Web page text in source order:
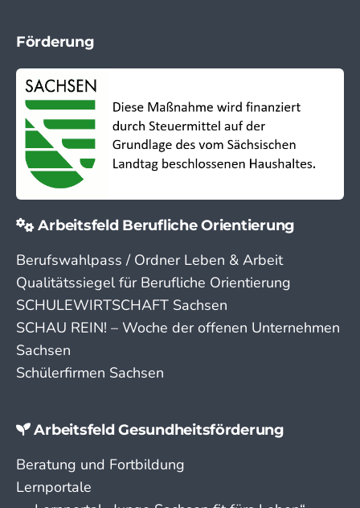
Förderung
Arbeitsfeld Berufliche Orientierung
Berufswahlpass / Ordner Leben & Arbeit
Qualitätssiegel für Berufliche Orientierung
SCHULEWIRTSCHAFT Sachsen
SCHAU REIN! – Woche der offenen Unternehmen
Sachsen
Schülerfirmen Sachsen
Arbeitsfeld Gesundheitsförderung
Beratung und Fortbildung
Lernportale